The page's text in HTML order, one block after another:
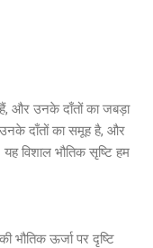
और उनके दाँतों का जबड़ा
दाँतों का समूह है, और
विशाल भौतिक सृष्टि हम
भौतिक ऊर्जा पर दृष्टि